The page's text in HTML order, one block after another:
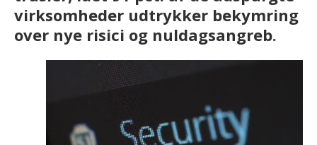
virksomheder udtrykker bekymring
over nye risici og nuldagsangreb.